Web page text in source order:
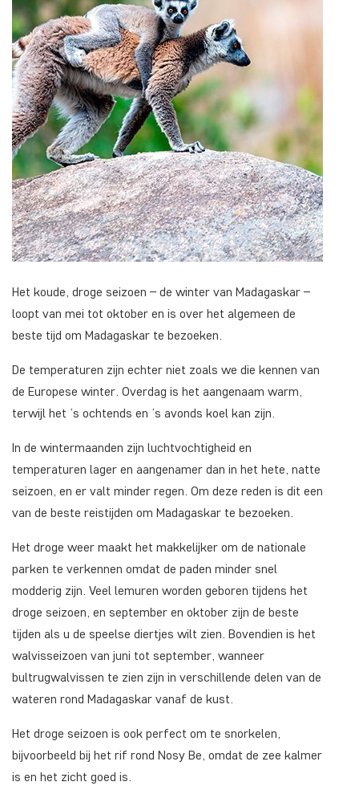
Het koude, droge seizoen – de winter van Madagaskar –
loopt van mei tot oktober en is over het algemeen de
beste tijd om Madagaskar te bezoeken.
De temperaturen zijn echter niet zoals we die kennen van
de Europese winter. Overdag is het aangenaam warm,
terwijl het ‘s ochtends en ‘s avonds koel kan zijn.
In de wintermaanden zijn luchtvochtigheid en
temperaturen lager en aangenamer dan in het hete, natte
seizoen, en er valt minder regen. Om deze reden is dit een
van de beste reistijden om Madagaskar te bezoeken.
Het droge weer maakt het makkelijker om de nationale
parken te verkennen omdat de paden minder snel
modderig zijn. Veel lemuren worden geboren tijdens het
droge seizoen, en september en oktober zijn de beste
tijden als u de speelse diertjes wilt zien. Bovendien is het
walvisseizoen van juni tot september, wanneer
bultrugwalvissen te zien zijn in verschillende delen van de
wateren rond Madagaskar vanaf de kust.
Het droge seizoen is ook perfect om te snorkelen,
bijvoorbeeld bij het rif rond Nosy Be, omdat de zee kalmer
is en het zicht goed is.